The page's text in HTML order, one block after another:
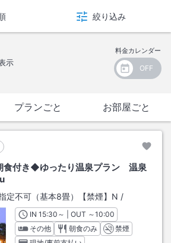
絞り込み
示
料金カレンダー
プランごと お部屋ごと
食付き◆ゆったり温泉プラン 温泉
定不可（基本8畳）【禁煙】N /
INチェックイン
15:30 ～ | OUT チェックアウト
～10:00
その他
朝食のみ
禁煙